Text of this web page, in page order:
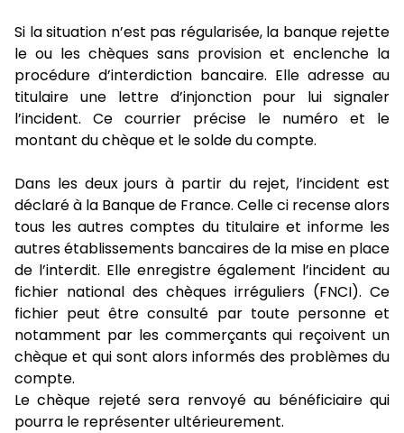
Si la situation n’est pas régularisée, la banque rejette
le ou les chèques sans provision et enclenche la
procédure d’interdiction bancaire. Elle adresse au
titulaire une lettre d’injonction pour lui signaler
l’incident. Ce courrier précise le numéro et le
montant du chèque et le solde du compte.
Dans les deux jours à partir du rejet, l’incident est
déclaré à la Banque de France. Celle ci recense alors
tous les autres comptes du titulaire et informe les
autres établissements bancaires de la mise en place
de l’interdit. Elle enregistre également l’incident au
fichier national des chèques irréguliers (FNCI). Ce
fichier peut être consulté par toute personne et
notamment par les commerçants qui reçoivent un
chèque et qui sont alors informés des problèmes du
compte.
Le chèque rejeté sera renvoyé au bénéficiaire qui
pourra le représenter ultérieurement.